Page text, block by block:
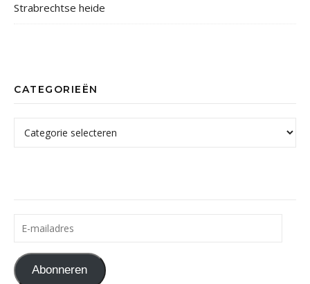
Strabrechtse heide
CATEGORIEËN
E-mailadres
Abonneren